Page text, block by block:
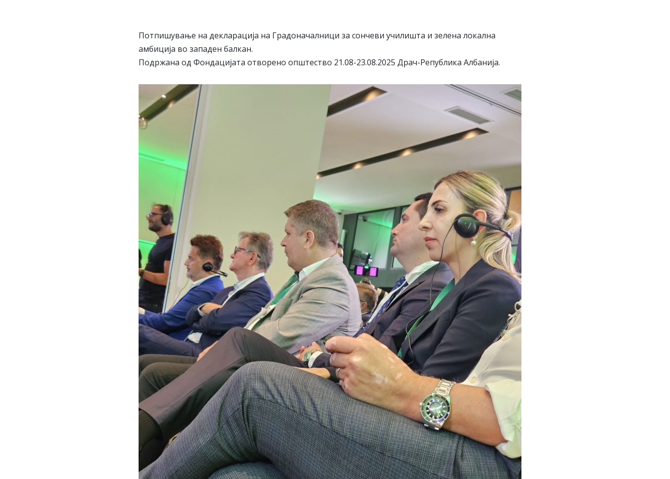
Потпишување на декларација на Градоначалници за сончеви училишта и зелена локална
амбиција во западен балкан.
Подржана од Фондацијата отворено општество 21.08-23.08.2025 Драч-Република Албанија.